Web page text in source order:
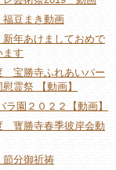
豆まき動画
年あけましておめで
ます
宝勝寺ふれあいパー
霊祭 【動画】
ラ園２０２２【動画】
寳勝寺春季彼岸会動
分御祈祷